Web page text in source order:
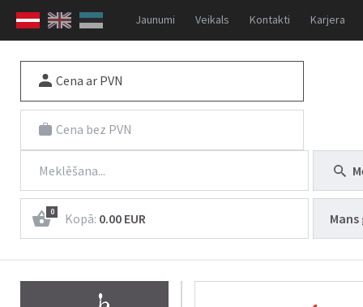
Jaunumi Veikals Kontakti Karjera
Cena ar PVN
Cena bez PVN
0 Kopā: 0.00 EUR